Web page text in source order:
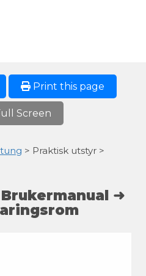
Print this page
Screen
> Praktisk utstyr >
➜